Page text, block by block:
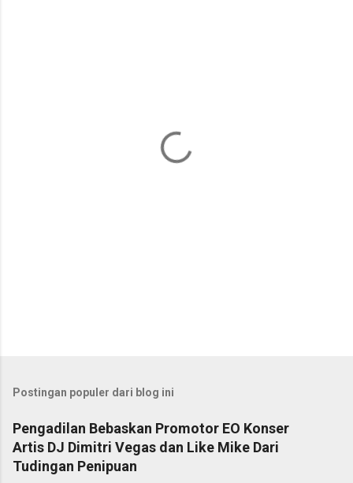
Postingan populer dari blog ini
Pengadilan Bebaskan Promotor EO Konser
Artis DJ Dimitri Vegas dan Like Mike Dari
Tudingan Penipuan